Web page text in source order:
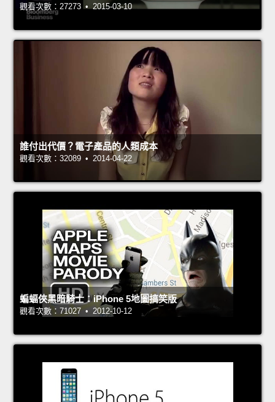
觀看次數：27273 • 2015-03-10
誰付出代價？電子產品的人類成本
觀看次數：32089 • 2014-04-22
蝙蝠俠黑暗騎士：iPhone 5地圖搞笑版
觀看次數：71027 • 2012-10-12